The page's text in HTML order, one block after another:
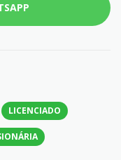
LICENCIADO